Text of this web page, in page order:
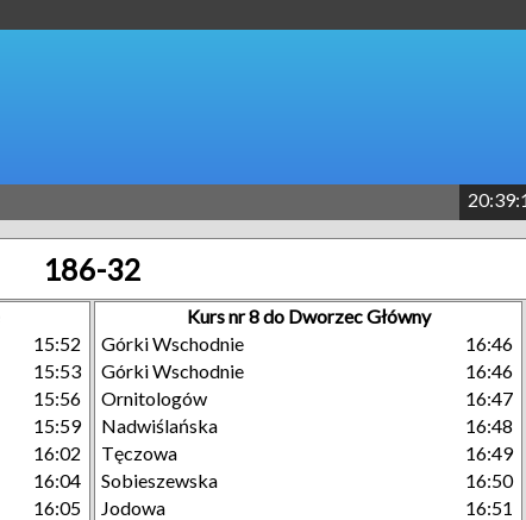
186-32
15:52
15:53
15:56
15:59
16:02
16:04
16:05
Kurs nr 8 do Dworzec Główny
Górki Wschodnie
16:46
Górki Wschodnie
16:46
Ornitologów
16:47
Nadwiślańska
16:48
Tęczowa
16:49
Sobieszewska
16:50
Jodowa
16:51